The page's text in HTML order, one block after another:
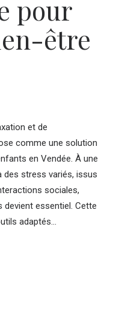
pour
être
et de
comme une solution
en Vendée. À une
stress variés, issus
sociales,
devient essentiel. Cette
adaptés...